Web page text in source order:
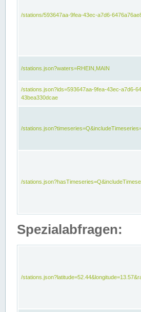
/stations/593647aa-9fea-43ec-a7d6-
/stations.json?waters=RHEIN,MAIN
/stations.json?ids=593647aa-9fea-43ec-a7d6-
43bea330dcae
/
/
Spezialabfragen:
/